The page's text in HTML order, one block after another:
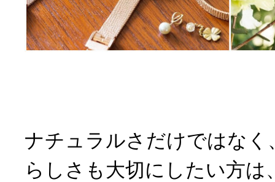
ナチュラルさだけではなく
らしさも大切にしたい方は